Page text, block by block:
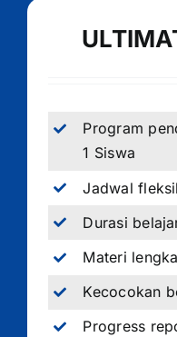
Program
1 Siswa
Jadwal
Durasi
Materi
Kecocokan
Progress